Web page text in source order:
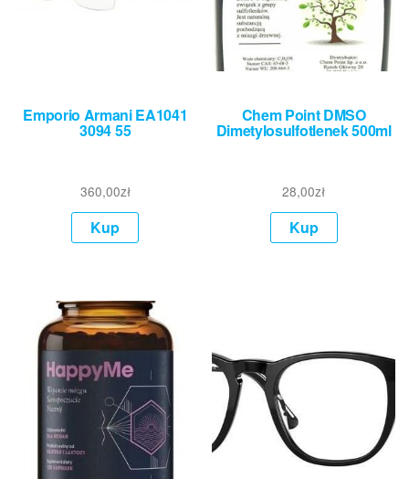
Emporio Armani EA1041
3094 55
360,00zł
Kup
Chem Point DMSO
Dimetylosulfotlenek 500ml
28,00zł
Kup